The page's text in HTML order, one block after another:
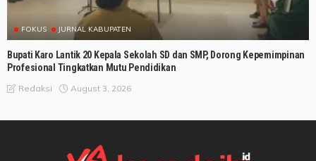
FOKUS JURNAL KABUPATEN
Bupati Karo Lantik 20 Kepala Sekolah SD dan SMP, Dorong Kepemimpinan
Profesional Tingkatkan Mutu Pendidikan
Redaksi August 3, 2026